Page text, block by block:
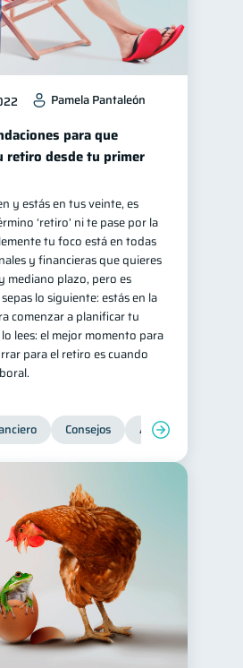
Pamela Pantaleón
para que
retiro desde tu primer
y estás en tus veinte, es
‘retiro’ ni te pase por la
tu foco está en todas
y financieras que quieres
mediano plazo, pero es
lo siguiente: estás en la
comenzar a planificar tu
lees: el mejor momento para
para el retiro es cuando
Consejos Ahorro